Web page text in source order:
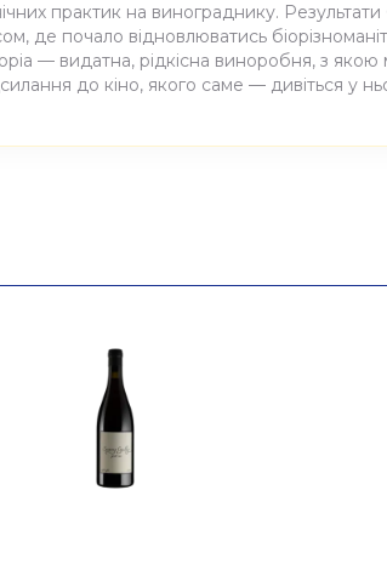
практик на винограднику.
де почало відновлюватись
— видатна, рідкісна виноробня, з
до кіно, якого саме — дивіться у